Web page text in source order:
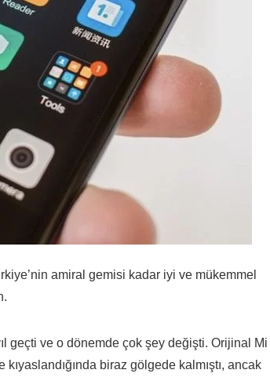
amiral gemisi kadar iyi ve mükemmel
geçti ve o dönemde çok şey değişti. Orijinal Mi
kıyaslandığında biraz gölgede kalmıştı, ancak